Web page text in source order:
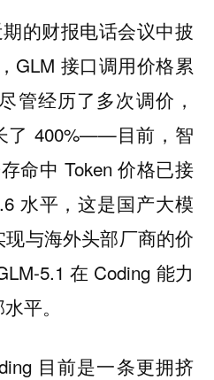
的财报电话会议中披
GLM 接口调用价格累
管经历了多次调价，
了 400%——目前，智
命中 Token 价格已接
水平，这是国产大模
与海外头部厂商的价
5.1 在 Coding 能力
平。
目前是一条更拥挤